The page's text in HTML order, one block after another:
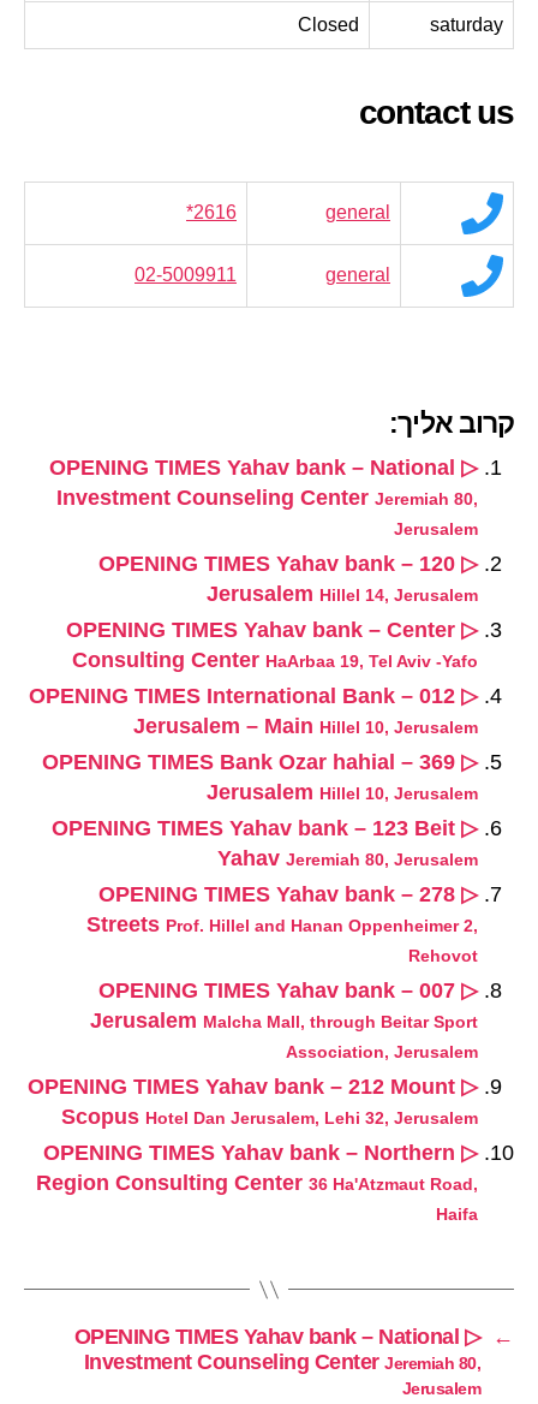
saturday
Closed
contact us
general
*2616
general
02-5009911
קרוב אליך:
▷ OPENING TIMES Yahav bank – National
Investment Counseling Center Jeremiah 80,
Jerusalem
▷ OPENING TIMES Yahav bank – 120
Jerusalem Hillel 14, Jerusalem
▷ OPENING TIMES Yahav bank – Center
Consulting Center HaArbaa 19, Tel Aviv -Yafo
▷ OPENING TIMES International Bank – 012
Jerusalem – Main Hillel 10, Jerusalem
▷ OPENING TIMES Bank Ozar hahial – 369
Jerusalem Hillel 10, Jerusalem
▷ OPENING TIMES Yahav bank – 123 Beit
Yahav Jeremiah 80, Jerusalem
▷ OPENING TIMES Yahav bank – 278
Streets Prof. Hillel and Hanan Oppenheimer 2,
Rehovot
▷ OPENING TIMES Yahav bank – 007
Jerusalem Malcha Mall, through Beitar Sport
Association, Jerusalem
▷ OPENING TIMES Yahav bank – 212 Mount
Scopus Hotel Dan Jerusalem, Lehi 32, Jerusalem
▷ OPENING TIMES Yahav bank – Northern
Region Consulting Center 36 Ha'Atzmaut Road,
Haifa
←
▷ OPENING TIMES Yahav bank – National
Investment Counseling CenterJeremiah 80,
Jerusalem